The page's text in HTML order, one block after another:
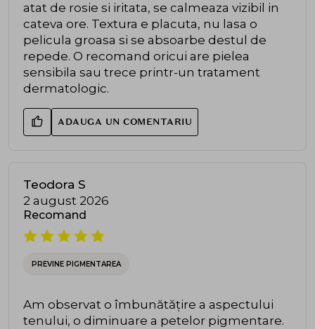
atat de rosie si iritata, se calmeaza vizibil in
cateva ore. Textura e placuta, nu lasa o
pelicula groasa si se absoarbe destul de
repede. O recomand oricui are pielea
sensibila sau trece printr-un tratament
dermatologic.
ADAUGA UN COMENTARIU
Teodora S
2 august 2026
Recomand
PREVINE PIGMENTAREA
Am observat o îmbunătățire a aspectului
tenului, o diminuare a petelor pigmentare.